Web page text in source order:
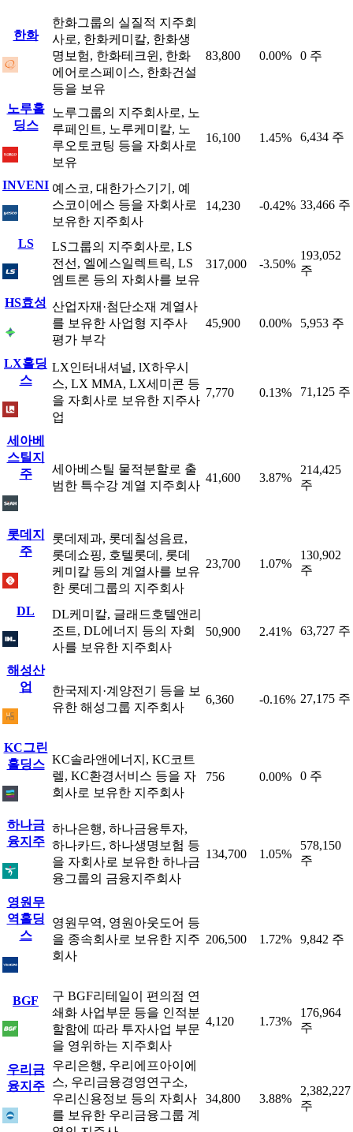
한화
한화그룹의 실질적 지주회
사로, 한화케미칼, 한화생
명보험, 한화테크윈, 한화
에어로스페이스, 한화건설
등을 보유
83,800 0.00% 0 주
노루홀
딩스
노루그룹의 지주회사로, 노
루페인트, 노루케미칼, 노
루오토코팅 등을 자회사로
보유
16,100 1.45% 6,434 주
INVENI 예스코, 대한가스기기, 예
스코이에스 등을 자회사로
보유한 지주회사
14,230 -0.42% 33,466 주
LS
LS그룹의 지주회사로, LS
전선, 엘에스일렉트릭, LS
엠트론 등의 자회사를 보유
317,000 -3.50%
193,052
주
HS효성 산업자재·첨단소재 계열사
를 보유한 사업형 지주사
평가 부각
45,900 0.00% 5,953 주
LX홀딩
스
LX인터내셔널, lX하우시
스, LX MMA, LX세미콘 등
을 자회사로 보유한 지주사
업
7,770 0.13% 71,125 주
세아베
스틸지
주
세아베스틸 물적분할로 출
범한 특수강 계열 지주회사
41,600 3.87%
214,425
주
롯데지
주
롯데제과, 롯데칠성음료,
롯데쇼핑, 호텔롯데, 롯데
케미칼 등의 계열사를 보유
한 롯데그룹의 지주회사
23,700 1.07%
130,902
주
DL
DL케미칼, 글래드호텔앤리
조트, DL에너지 등의 자회
사를 보유한 지주회사
50,900 2.41% 63,727 주
해성산
업
한국제지·계양전기 등을 보
유한 해성그룹 지주회사
6,360 -0.16% 27,175 주
KC그린
홀딩스 KC솔라앤에너지, KC코트
렐, KC환경서비스 등을 자
회사로 보유한 지주회사
756 0.00% 0 주
하나금
융지주
하나은행, 하나금융투자,
하나카드, 하나생명보험 등
을 자회사로 보유한 하나금
융그룹의 금융지주회사
134,700 1.05%
578,150
주
영원무
역홀딩
스
영원무역, 영원아웃도어 등
을 종속회사로 보유한 지주
회사
206,500 1.72% 9,842 주
BGF
구 BGF리테일이 편의점 연
쇄화 사업부문 등을 인적분
할함에 따라 투자사업 부문
을 영위하는 지주회사
4,120 1.73%
176,964
주
우리금
융지주
우리은행, 우리에프아이에
스, 우리금융경영연구소,
우리신용정보 등의 자회사
를 보유한 우리금융그룹 계
34,800 3.88%
2,382,227
주